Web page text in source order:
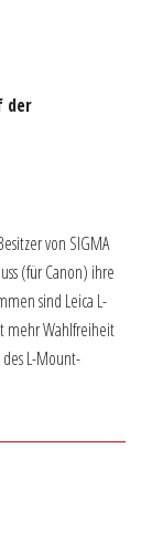
der
von SIGMA
(für Canon) ihre
sind Leica L-
mehr Wahlfreiheit
L-Mount-